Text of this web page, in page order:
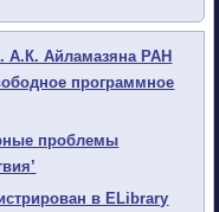
А.К. Айламазяна РАН
программное
проблемы
в ELibrary